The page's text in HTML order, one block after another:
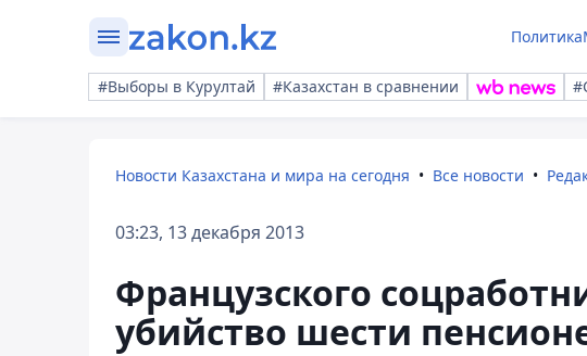
Политика
#Выборы в Курултай #Казахстан в сравнении
Новости Казахстана и мира на сегодня Все новости
03:23, 13 декабря 2013
Французского
убийство шести